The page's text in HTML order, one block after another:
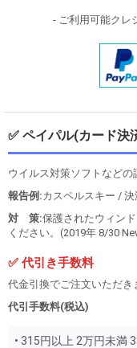
- ご利用可能クレ
✅ ペイパル(カード決
ウイルス対策ソフトなど
報告例:カスペルスキー /
対 策:保護されたウィン
ください。(2019年 8/30
✅ 代引き手数料
代金引換でご注文いただき
代引手数料(税込)
• 315円以上 2万円未満